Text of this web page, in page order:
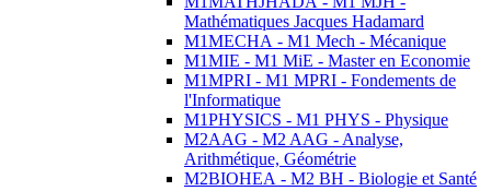
Mathématiques Jacques Hadamard
M1MECHA - M1 Mech - Mécanique
M1MIE - M1 MiE - Master en Economie
M1MPRI - M1 MPRI - Fondements de
l'Informatique
M1PHYSICS - M1 PHYS - Physique
M2AAG - M2 AAG - Analyse,
Arithmétique, Géométrie
M2BIOHEA - M2 BH - Biologie et Santé